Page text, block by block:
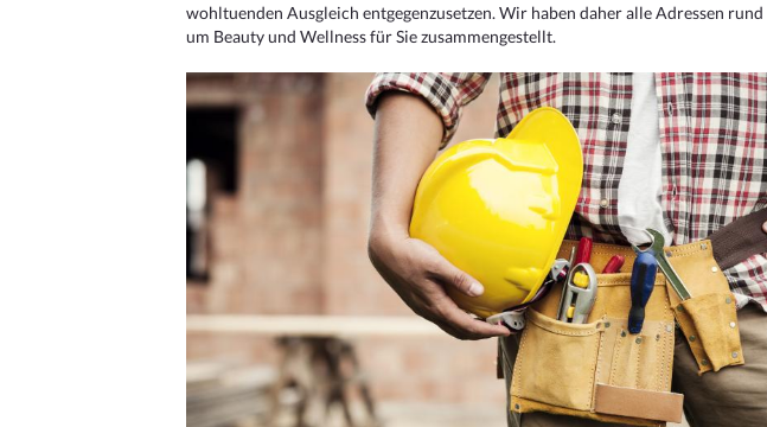
wohltuenden Ausgleich entgegenzusetzen. Wir haben daher alle Adressen rund
um Beauty und Wellness für Sie zusammengestellt.